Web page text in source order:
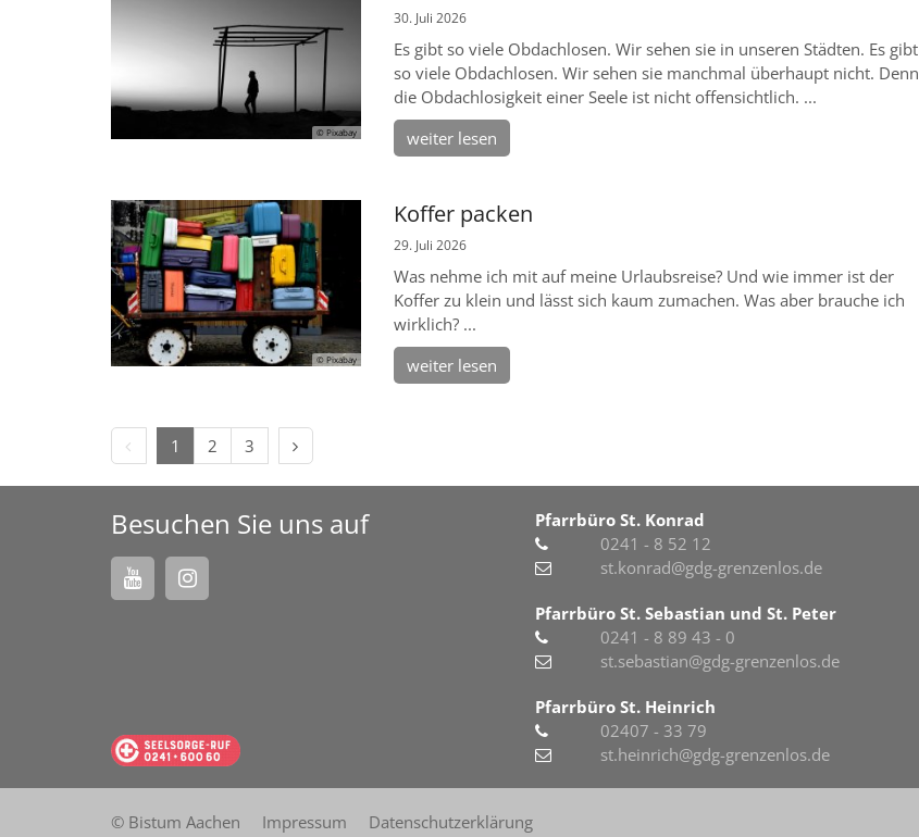
© Pixabay
30. Juli 2026
Es gibt so viele Obdachlosen. Wir sehen sie in unseren Städten. Es gibt
so viele Obdachlosen. Wir sehen sie manchmal überhaupt nicht. Denn
die Obdachlosigkeit einer Seele ist nicht offensichtlich. ...
weiter lesen
© Pixabay
Koffer packen
29. Juli 2026
Was nehme ich mit auf meine Urlaubsreise? Und wie immer ist der
Koffer zu klein und lässt sich kaum zumachen. Was aber brauche ich
wirklich? ...
weiter lesen
Vorherige Seite
1 2 3 Nächste Seite
Besuchen Sie uns auf
Pfarrbüro St. Konrad
0241 - 8 52 12
st.konrad@gdg-grenzenlos.de
Pfarrbüro St. Sebastian und St. Peter
0241 - 8 89 43 - 0
st.sebastian@gdg-grenzenlos.de
Pfarrbüro St. Heinrich
02407 - 33 79
st.heinrich@gdg-grenzenlos.de
© Bistum Aachen Impressum Datenschutzerklärung